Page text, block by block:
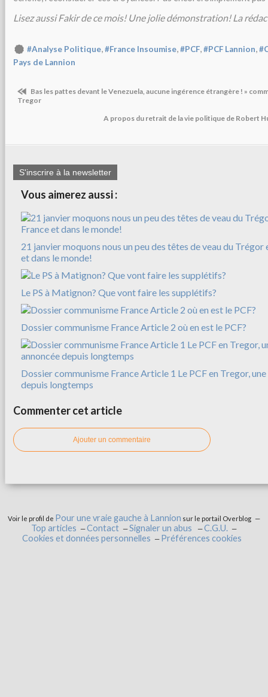
Lisez aussi Fakir de ce mois! Une jolie démonstration! La
#Analyse Politique,#France Insoumise,#PCF,#PCF Lannion,
Pays de Lannion
Bas les pattes devant le Venezuela, aucune ingérence étrangère ! »
Tregor
A propos du retrait de la vie politique de Robert
S'inscrire à la newsletter
Vous aimerez aussi :
21 janvier moquons nous un peu des têtes de veau du Trégor
et dans le monde!
Le PS à Matignon? Que vont faire les supplétifs?
Dossier communisme France Article 2 où en est le PCF?
Dossier communisme France Article 1 Le PCF en Tregor,
depuis longtemps
Commenter cet article
Ajouter un commentaire
Voir le profil de Pour une vraie gauche à Lannion sur le portail Overblog
Top articles Contact Signaler un abus
C.G.U.
Cookies et données personnelles
Préférences cookies